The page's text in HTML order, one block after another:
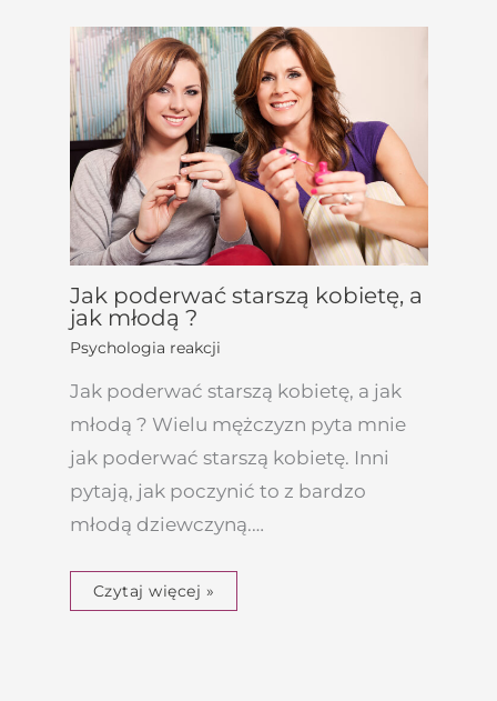
Jak poderwać starszą kobietę, a
jak młodą ?
Psychologia reakcji
Jak poderwać starszą kobietę, a jak
młodą ? Wielu mężczyzn pyta mnie
jak poderwać starszą kobietę. Inni
pytają, jak poczynić to z bardzo
młodą dziewczyną.…
Czytaj więcej »